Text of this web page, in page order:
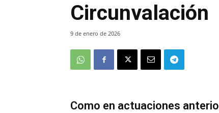
Circunvalación
9 de enero de 2026
Como en actuaciones